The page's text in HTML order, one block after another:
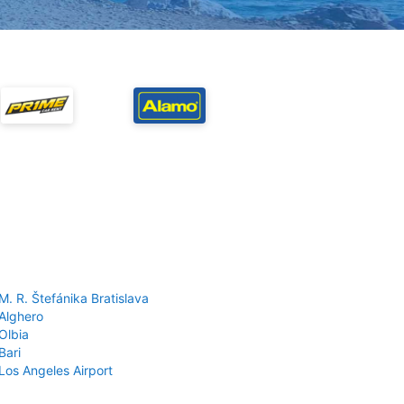
R. Štefánika Bratislava
Angeles Airport